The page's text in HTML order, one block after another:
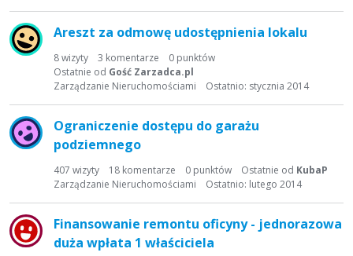
Areszt za odmowę udostępnienia lokalu
8wizyty 3 komentarze 0 punktów
Ostatnie od Gość Zarzadca.pl
Ostatnio: stycznia 2014
Zarządzanie Nieruchomościami
Ograniczenie dostępu do garażu
podziemnego
407 wizyty 18 komentarze 0 punktów Ostatnie od KubaP
Ostatnio: lutego 2014
Zarządzanie Nieruchomościami
Finansowanie remontu oficyny - jednorazowa
duża wpłata 1 właściciela